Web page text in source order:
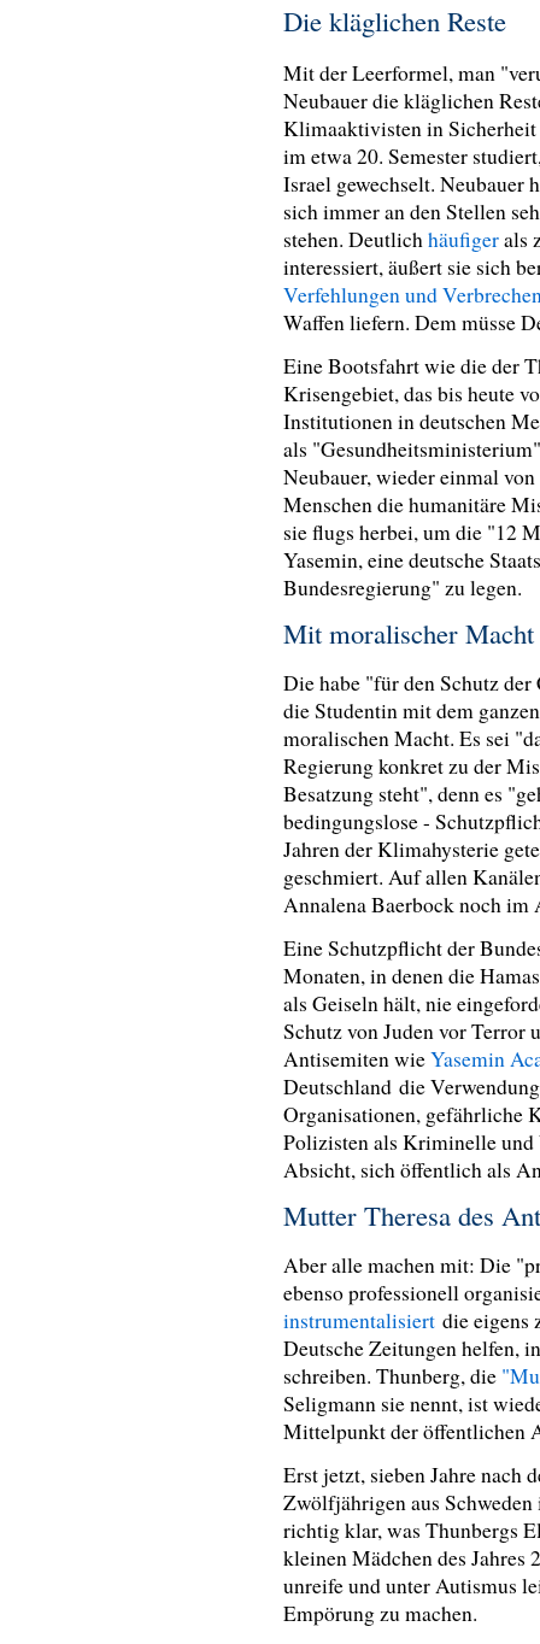
Die kläglichen Reste
Mit der Leerformel, man
Neubauer die kläglichen
Klimaaktivisten in
im etwa 20. Semester
Israel gewechselt. Neubauer
sich immer an den Stellen
stehen. Deutlich häufigerals
interessiert, äußert sie sich
Verfehlungen und
Waffen liefern. Dem müsse
Eine Bootsfahrt wie die der
Krisengebiet, das bis heute
Institutionen in deutschen
als
Neubauer, wieder einmal
Menschen die humanitäre
sie flugs herbei, um die "12
Yasemin, eine deutsche
Bundesregierung" zu legen.
Mit moralischer
Die habe "für den Schutz
die Studentin mit dem
moralischen Macht. Es sei
Regierung konkret zu der
Besatzung steht", denn es
bedingungslose -
Jahren der Klimahysterie
geschmiert. Auf allen
Annalena Baerbock noch
Eine Schutzpflicht der
Monaten, in denen die
als Geiseln hält, nie
Schutz von Juden vor Terror
Antisemiten wieYasemin
Deutschland die
Organisationen, gefährliche
Polizisten als Kriminelle
Absicht, sich öffentlich als
Mutter Theresa des
Aber alle machen mit: Die
ebenso professionell
instrumentalisiert die eigens
Deutsche Zeitungen helfen,
schreiben. Thunberg, die
Seligmann sie nennt, ist
Mittelpunkt der öffentlichen
Erst jetzt, sieben Jahre nach
Zwölfjährigen aus
richtig klar, was Thunbergs
kleinen Mädchen des Jahres
unreife und unter Autismus
Empörung zu machen.